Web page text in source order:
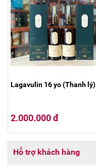
Lagavulin 16 yo (Thanh lý)
2.000.000 đ
Hỗ trợ khách hàng